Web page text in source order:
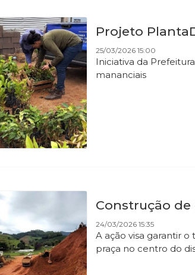
Projeto
25/03/2026 15:00
Iniciativa da
mananciais
Construção
24/03/2026 15:35
A ação visa garantir
praça no centro do